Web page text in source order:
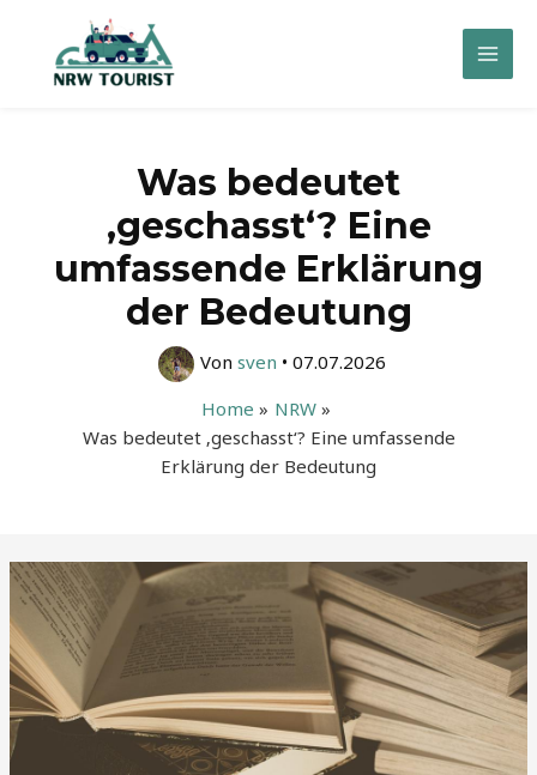
springen
Main
Was bedeutet
‚geschasst‘? Eine
umfassende Erklärung
der Bedeutung
Von sven • 07.07.2026
Home
NRW
Was bedeutet ‚geschasst‘? Eine umfassende
Erklärung der Bedeutung